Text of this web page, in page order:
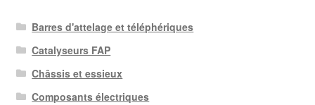
Barres d'attelage et téléphériques
Catalyseurs FAP
Châssis et essieux
Composants électriques